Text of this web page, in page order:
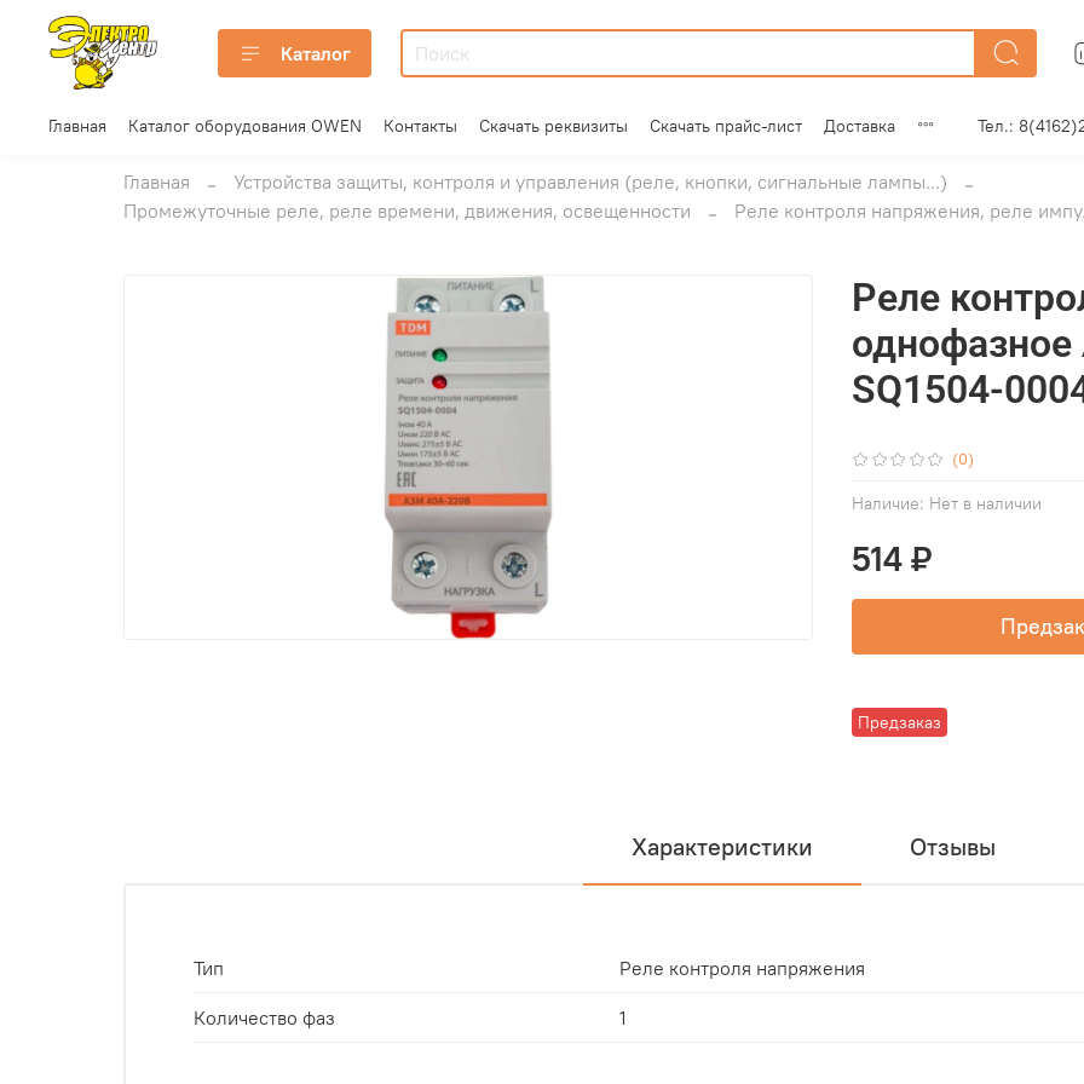
Каталог
Главная Каталог оборудования OWEN Контакты Скачать реквизиты Скачать прайс-лист Доставка Тел.:
Главная
Устройства защиты, контроля и управления (реле, кнопки, сигнальные лампы...)
Промежуточные реле, реле времени, движения, освещенности
Реле контроля напряжения, реле
(0)
Наличие: Нет в наличии
Предзаказ
Реле
SQ1504-
514 ₽
Характеристики Отзывы
Тип Реле контроля напряжения
Количество фаз 1